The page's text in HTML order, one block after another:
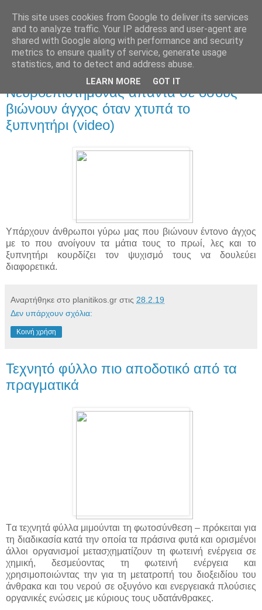
Νευροεπιστήμονας απαντά σε όσους
βιώνουν άγχος όταν χτυπά το
ξυπνητήρι (video)
Υπάρχουν άνθρωποι γύρω μας που βιώνουν έντονο άγχος
με το που ανοίγουν τα μάτια τους το πρωί, λες και το
ξυπνητήρι κουρδίζει τον ψυχισμό τους να δουλεύει
διαφορετικά.
Αναρτήθηκε στο planitikos.gr στις 28.2.19
Δεν υπάρχουν σχόλια:
Κοινή χρήση
Τεχνητό φύλλο πιο αποδοτικό από τα
πραγματικά
Tα τεχνητά φύλλα μιμούνται τη φωτοσύνθεση – πρόκειται για
τη διαδικασία κατά την οποία τα πράσινα φυτά και ορισμένοι
άλλοι οργανισμοί μετασχηματίζουν τη φωτεινή ενέργεια σε
χημική, δεσμεύοντας τη φωτεινή ενέργεια και
χρησιμοποιώντας την για τη μετατροπή του διοξειδίου του
άνθρακα και του νερού σε οξυγόνο και ενεργειακά πλούσιες
οργανικές ενώσεις με κύριους τους υδατάνθρακες.
This site uses cookies from Google to deliver its services
and to analyze traffic. Your IP address and user-agent are
shared with Google along with performance and security
metrics to ensure quality of service, generate usage
statistics, and to detect and address abuse.
LEARN MORE GOT IT